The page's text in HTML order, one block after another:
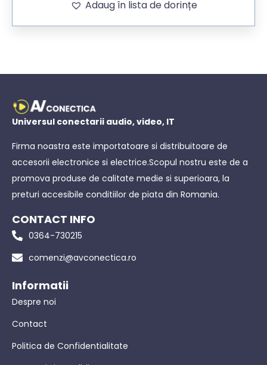
Adaug în lista de dorințe
Universul conectarii audio, video, IT
Firma noastra este importatoare si distribuitoare de
accesorii electronice si electrice.Scopul nostru este de a
promova produse de calitate medie si superioara, la
preturi accesibile conditiilor de piata din Romania.
CONTACT INFO
0364-730215
comenzi@avconectica.ro
Informatii
Despre noi
Contact
Politica de Confidentialitate